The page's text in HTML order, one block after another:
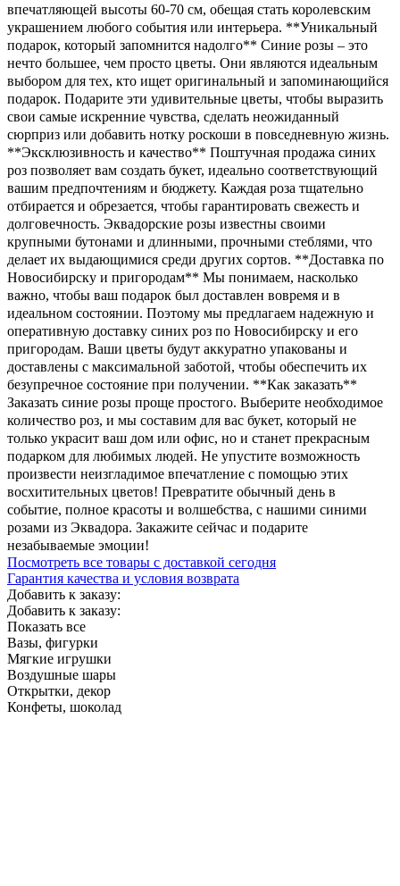
впечатляющей высоты 60-70 см, обещая стать королевским
украшением любого события или интерьера. **Уникальный
подарок, который запомнится надолго** Синие розы – это
нечто большее, чем просто цветы. Они являются идеальным
выбором для тех, кто ищет оригинальный и запоминающийся
подарок. Подарите эти удивительные цветы, чтобы выразить
свои самые искренние чувства, сделать неожиданный
сюрприз или добавить нотку роскоши в повседневную жизнь.
**Эксклюзивность и качество** Поштучная продажа синих
роз позволяет вам создать букет, идеально соответствующий
вашим предпочтениям и бюджету. Каждая роза тщательно
отбирается и обрезается, чтобы гарантировать свежесть и
долговечность. Эквадорские розы известны своими
крупными бутонами и длинными, прочными стеблями, что
делает их выдающимися среди других сортов. **Доставка по
Новосибирску и пригородам** Мы понимаем, насколько
важно, чтобы ваш подарок был доставлен вовремя и в
идеальном состоянии. Поэтому мы предлагаем надежную и
оперативную доставку синих роз по Новосибирску и его
пригородам. Ваши цветы будут аккуратно упакованы и
доставлены с максимальной заботой, чтобы обеспечить их
безупречное состояние при получении. **Как заказать**
Заказать синие розы проще простого. Выберите необходимое
количество роз, и мы составим для вас букет, который не
только украсит ваш дом или офис, но и станет прекрасным
подарком для любимых людей. Не упустите возможность
произвести неизгладимое впечатление с помощью этих
восхитительных цветов! Превратите обычный день в
событие, полное красоты и волшебства, с нашими синими
розами из Эквадора. Закажите сейчас и подарите
незабываемые эмоции!
Посмотреть все товары с доставкой сегодня
Гарантия качества и условия возврата
Добавить к заказу:
Добавить к заказу:
Показать все
Вазы, фигурки
Мягкие игрушки
Воздушные шары
Открытки, декор
Конфеты, шоколад